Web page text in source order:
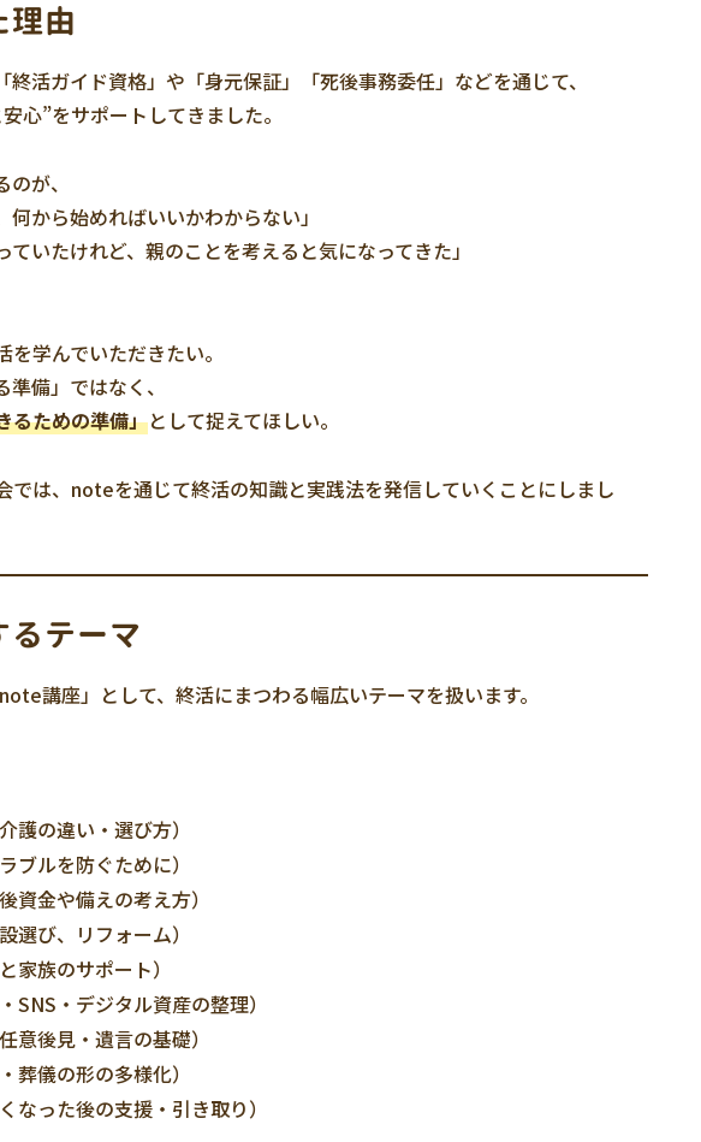
由
活ガイド資格」や「身元保証」「死後事務委任」などを通じて、
心”をサポートしてきました。
が、
何から始めればいいかわからない」
ていたけれど、親のことを考えると気になってきた」
学んでいただきたい。
備」ではなく、
るための準備」として捉えてほしい。
では、noteを通じて終活の知識と実践法を発信していくことにしまし
テーマ
講座」として、終活にまつわる幅広いテーマを扱います。
護の違い・選び方）
ブルを防ぐために）
資金や備えの考え方）
選び、リフォーム）
家族のサポート）
SNS・デジタル資産の整理）
意後見・遺言の基礎）
葬儀の形の多様化）
なった後の支援・引き取り）